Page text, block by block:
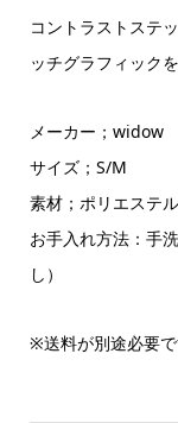
コントラストステ
ッチグラフィック
メーカー；widow
サイズ；S/M
素材；ポリエステ
お手入れ方法：手
し）
※送料が別途必要